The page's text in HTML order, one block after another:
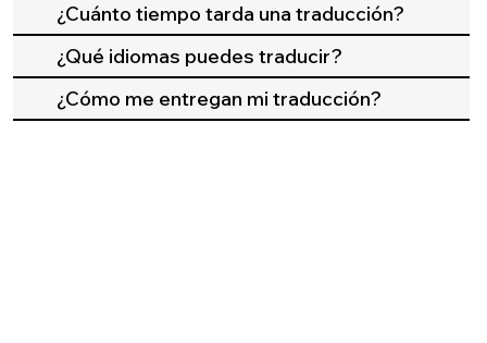
¿Cuánto tiempo tarda una traducción?
¿Qué idiomas puedes traducir?
¿Cómo me entregan mi traducción?